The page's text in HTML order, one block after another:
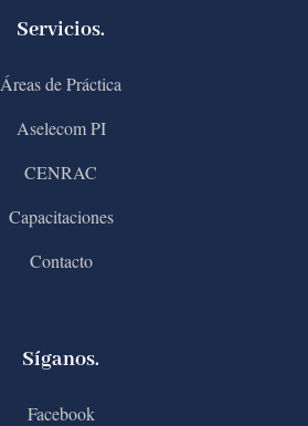
Servicios.
Áreas de Práctica
Aselecom PI
CENRAC
Capacitaciones
Contacto
Síganos.
Facebook